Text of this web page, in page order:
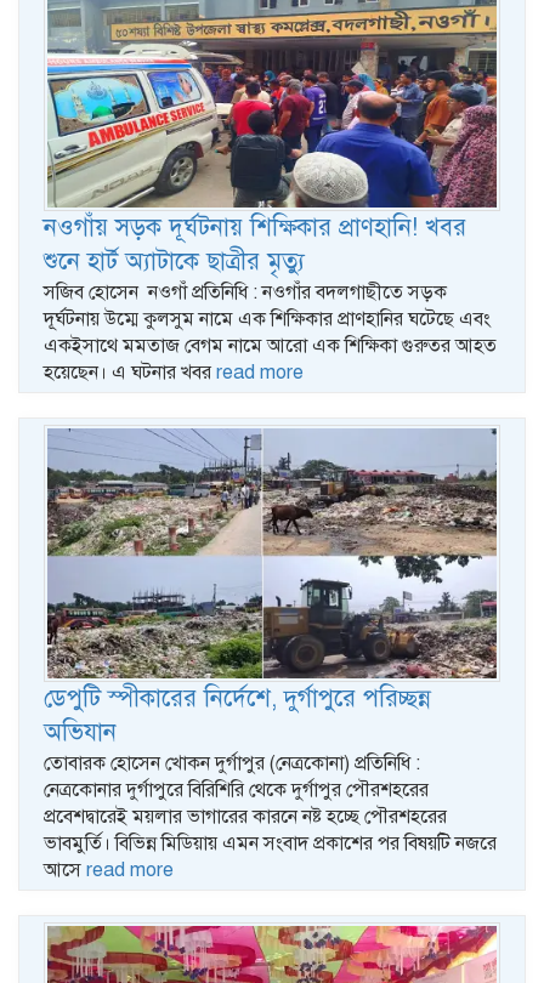
নওগাঁয় সড়ক দূর্ঘটনায় শিক্ষিকার প্রাণহানি! খবর
শুনে হার্ট অ্যাটাকে ছাত্রীর মৃত্যু
সজিব হোসেন নওগাঁ প্রতিনিধি : নওগাঁর বদলগাছীতে সড়ক
দূর্ঘটনায় উম্মে কুলসুম নামে এক শিক্ষিকার প্রাণহানির ঘটেছে এবং
একইসাথে মমতাজ বেগম নামে আরো এক শিক্ষিকা গুরুতর আহত
হয়েছেন। এ ঘটনার খবর read more
ডেপুটি স্পীকারের নির্দেশে, দুর্গাপুরে পরিচ্ছন্ন
অভিযান
তোবারক হোসেন খোকন দুর্গাপুর (নেত্রকোনা) প্রতিনিধি :
নেত্রকোনার দুর্গাপুরে বিরিশিরি থেকে দুর্গাপুর পৌরশহরের
প্রবেশদ্বারেই ময়লার ভাগারের কারনে নষ্ট হচ্ছে পৌরশহরের
ভাবমুর্তি। বিভিন্ন মিডিয়ায় এমন সংবাদ প্রকাশের পর বিষয়টি নজরে
আসে read more